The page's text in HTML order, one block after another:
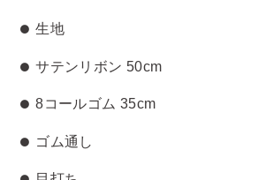
生地
サテンリボン 50cm
8コールゴム 35cm
ゴム通し